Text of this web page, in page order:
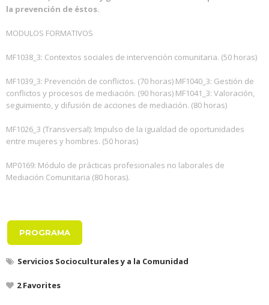
la prevención de éstos.
MODULOS FORMATIVOS
MF1038_3: Contextos sociales de intervención comunitaria. (50 horas)
MF1039_3: Prevención de conflictos. (70 horas) MF1040_3: Gestión de
conflictos y procesos de mediación. (90 horas) MF1041_3: Valoración,
seguimiento, y difusión de acciones de mediación. (80 horas)
MF1026_3 (Transversal): Impulso de la igualdad de oportunidades
entre mujeres y hombres. (50 horas)
MP0169: Módulo de prácticas profesionales no laborales de
Mediación Comunitaria (80 horas).
PROGRAMA
Servicios Socioculturales y a la Comunidad
2 Favorites